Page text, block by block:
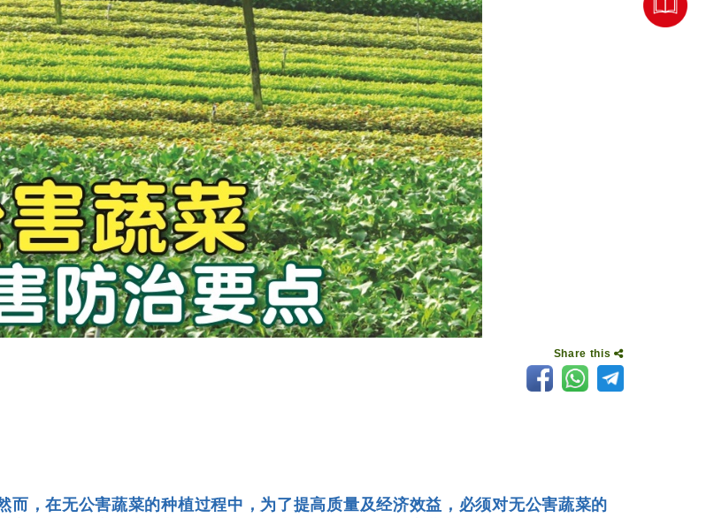
Share this
，在无公害蔬菜的种植过程中，为了提高质量及经济效益，必须对无公害蔬菜的